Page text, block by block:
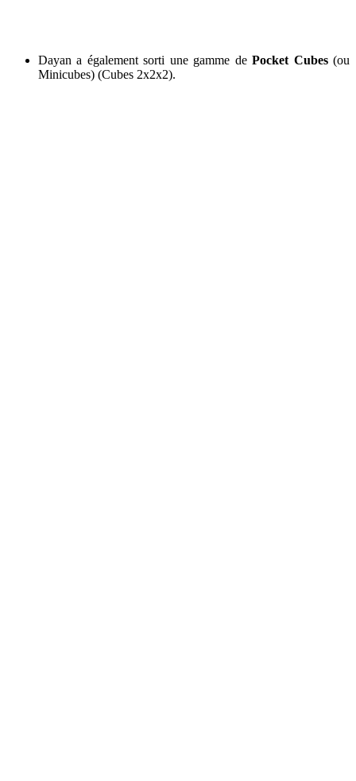
Dayan a également sorti une gamme dePocket Cubes(ou
Minicubes) (Cubes 2x2x2).